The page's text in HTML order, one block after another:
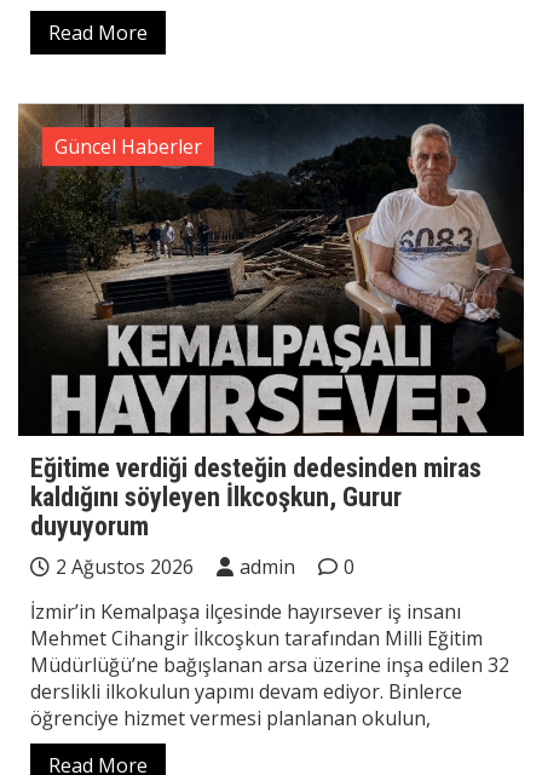
Read More
Güncel Haberler
Eğitime verdiği desteğin dedesinden miras
kaldığını söyleyen İlkcoşkun, Gurur
duyuyorum
2 Ağustos 2026 admin
0
İzmir’in Kemalpaşa ilçesinde hayırsever iş insanı
Mehmet Cihangir İlkcoşkun tarafından Milli Eğitim
Müdürlüğü’ne bağışlanan arsa üzerine inşa edilen 32
derslikli ilkokulun yapımı devam ediyor. Binlerce
öğrenciye hizmet vermesi planlanan okulun,
Read More